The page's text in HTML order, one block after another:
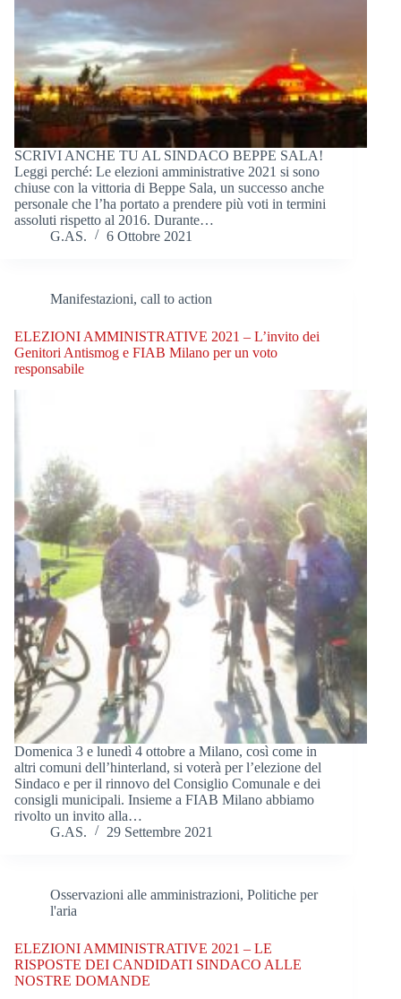
SCRIVI ANCHE TU AL SINDACO BEPPE SALA!
Leggi perché: Le elezioni amministrative 2021 si sono
chiuse con la vittoria di Beppe Sala, un successo anche
personale che l’ha portato a prendere più voti in termini
assoluti rispetto al 2016. Durante…
G.AS.
6 Ottobre 2021
Manifestazioni, call to action
ELEZIONI AMMINISTRATIVE 2021 – L’invito dei
Genitori Antismog e FIAB Milano per un voto
responsabile
Domenica 3 e lunedì 4 ottobre a Milano, così come in
altri comuni dell’hinterland, si voterà per l’elezione del
Sindaco e per il rinnovo del Consiglio Comunale e dei
consigli municipali. Insieme a FIAB Milano abbiamo
rivolto un invito alla…
G.AS.
29 Settembre 2021
Osservazioni alle amministrazioni, Politiche per
l'aria
ELEZIONI AMMINISTRATIVE 2021 – LE
RISPOSTE DEI CANDIDATI SINDACO ALLE
NOSTRE DOMANDE